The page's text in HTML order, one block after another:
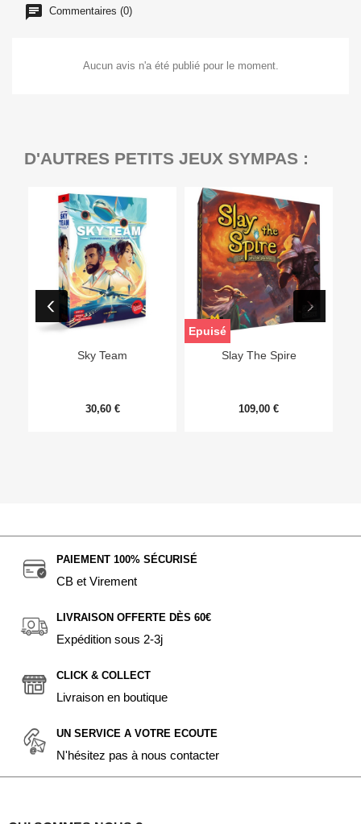
Commentaires (0)
Aucun avis n'a été publié pour le moment.
D'AUTRES PETITS JEUX SYMPAS :
Sky Team
30,60 €
Slay The Spire
109,00 €
Epuisé
PAIEMENT 100% SÉCURISÉ
CB et Virement
LIVRAISON OFFERTE DÈS 60€
Expédition sous 2-3j
CLICK & COLLECT
Livraison en boutique
UN SERVICE A VOTRE ECOUTE
N'hésitez pas à nous contacter